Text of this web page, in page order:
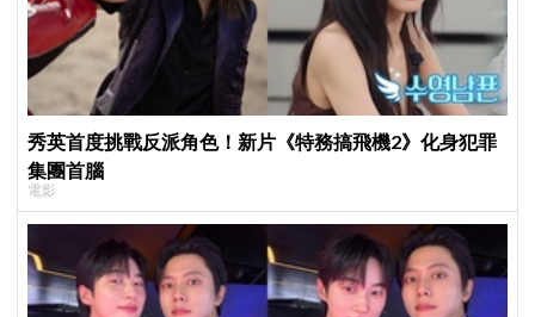
秀英首度挑戰反派角色！新片《特務搞飛機2》化身犯罪
集團首腦
電影